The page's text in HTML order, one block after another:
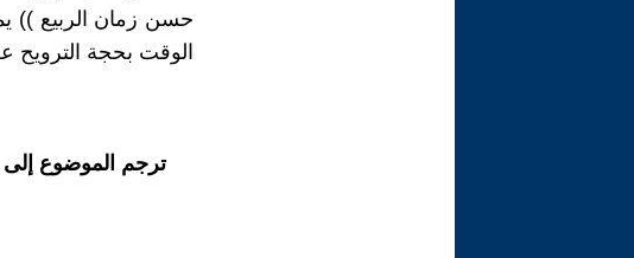
حسن زمان الربيع ))
الوقت بحجة الترويح
ترجم الموضوع